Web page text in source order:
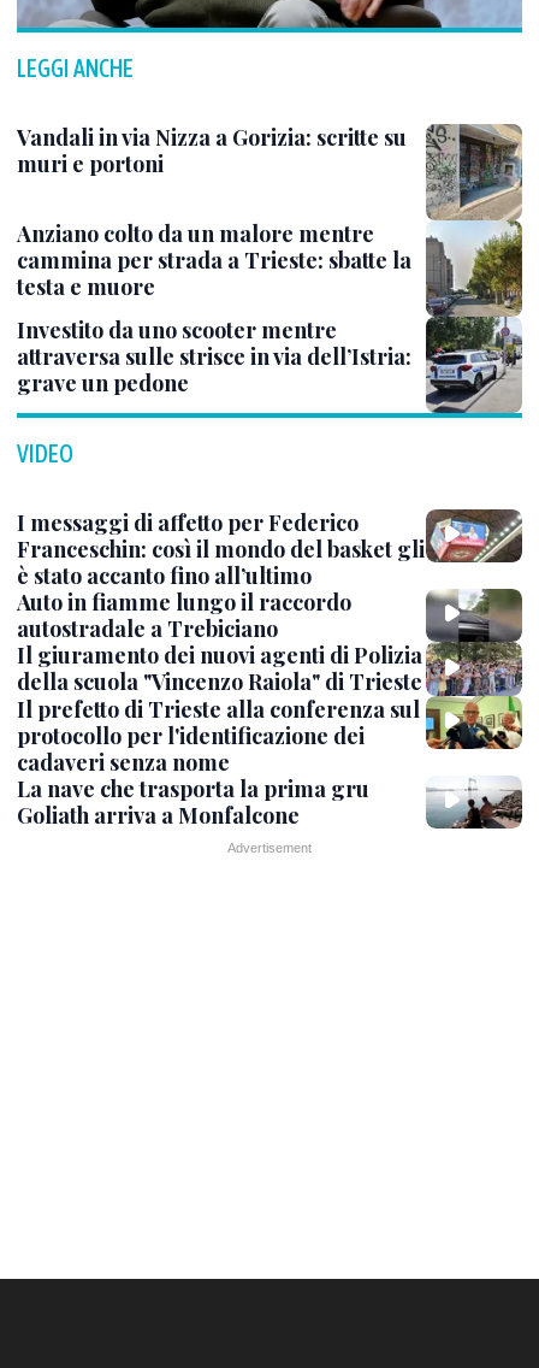
LEGGI ANCHE
Vandali in via Nizza a Gorizia: scritte su
muri e portoni
Anziano colto da un malore mentre
cammina per strada a Trieste: sbatte la
testa e muore
Investito da uno scooter mentre
attraversa sulle strisce in via dell’Istria:
grave un pedone
VIDEO
I messaggi di affetto per Federico
Franceschin: così il mondo del basket gli
è stato accanto fino all’ultimo
Auto in fiamme lungo il raccordo
autostradale a Trebiciano
Il giuramento dei nuovi agenti di Polizia
della scuola "Vincenzo Raiola" di Trieste
Il prefetto di Trieste alla conferenza sul
protocollo per l'identificazione dei
cadaveri senza nome
La nave che trasporta la prima gru
Goliath arriva a Monfalcone